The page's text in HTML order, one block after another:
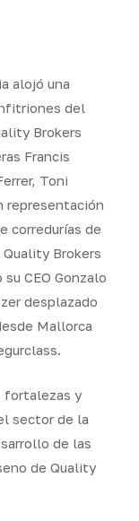
alojó una
del
Brokers
Francis
Toni
representación
corredurías de
Brokers
CEO Gonzalo
desplazado
Mallorca
fortalezas y
sector de la
de las
de Quality